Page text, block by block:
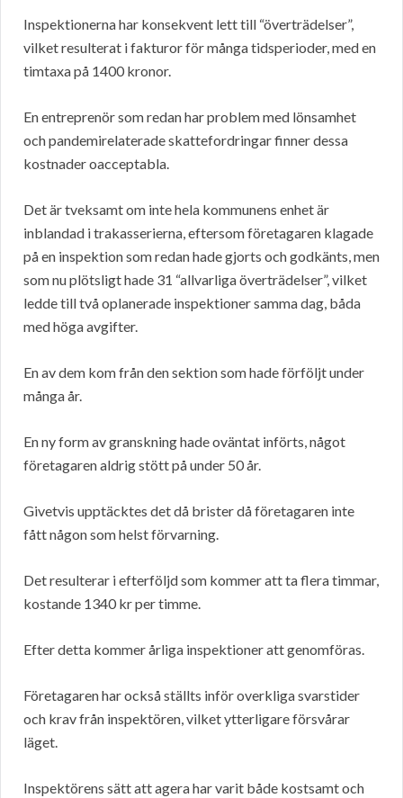
Inspektionerna har konsekvent lett till “överträdelser”,
vilket resulterat i fakturor för många tidsperioder, med en
timtaxa på 1400 kronor.
En entreprenör som redan har problem med lönsamhet
och pandemirelaterade skattefordringar finner dessa
kostnader oacceptabla.
Det är tveksamt om inte hela kommunens enhet är
inblandad i trakasserierna, eftersom företagaren klagade
på en inspektion som redan hade gjorts och godkänts, men
som nu plötsligt hade 31 “allvarliga överträdelser”, vilket
ledde till två oplanerade inspektioner samma dag, båda
med höga avgifter.
En av dem kom från den sektion som hade förföljt under
många år.
En ny form av granskning hade oväntat införts, något
företagaren aldrig stött på under 50 år.
Givetvis upptäcktes det då brister då företagaren inte
fått någon som helst förvarning.
Det resulterar i efterföljd som kommer att ta flera timmar,
kostande 1340 kr per timme.
Efter detta kommer årliga inspektioner att genomföras.
Företagaren har också ställts inför overkliga svarstider
och krav från inspektören, vilket ytterligare försvårar
läget.
Inspektörens sätt att agera har varit både kostsamt och